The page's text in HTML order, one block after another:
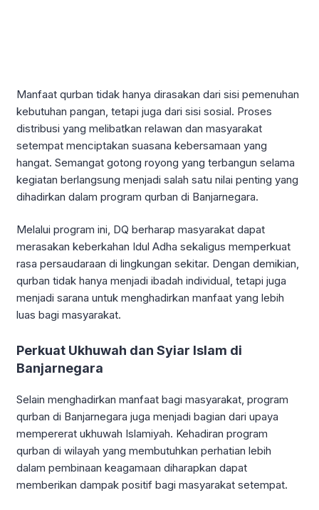
Manfaat qurban tidak hanya dirasakan dari sisi pemenuhan
kebutuhan pangan, tetapi juga dari sisi sosial. Proses
distribusi yang melibatkan relawan dan masyarakat
setempat menciptakan suasana kebersamaan yang
hangat. Semangat gotong royong yang terbangun selama
kegiatan berlangsung menjadi salah satu nilai penting yang
dihadirkan dalam program qurban di Banjarnegara.
Melalui program ini, DQ berharap masyarakat dapat
merasakan keberkahan Idul Adha sekaligus memperkuat
rasa persaudaraan di lingkungan sekitar. Dengan demikian,
qurban tidak hanya menjadi ibadah individual, tetapi juga
menjadi sarana untuk menghadirkan manfaat yang lebih
luas bagi masyarakat.
Perkuat Ukhuwah dan Syiar Islam di
Banjarnegara
Selain menghadirkan manfaat bagi masyarakat, program
qurban di Banjarnegara juga menjadi bagian dari upaya
mempererat ukhuwah Islamiyah. Kehadiran program
qurban di wilayah yang membutuhkan perhatian lebih
dalam pembinaan keagamaan diharapkan dapat
memberikan dampak positif bagi masyarakat setempat.